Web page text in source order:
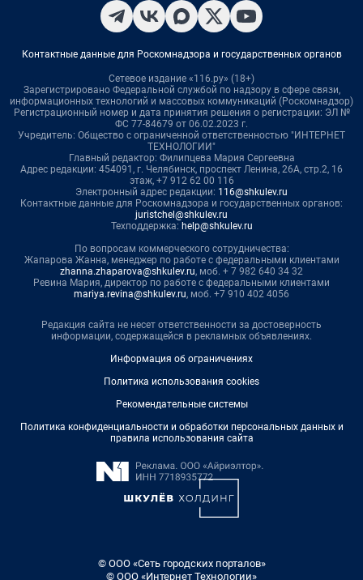
Контактные данные для Роскомнадзора и государственных органов
Сетевое издание «116.ру» (18+)
Зарегистрировано Федеральной службой по надзору в сфере связи,
информационных технологий и массовых коммуникаций (Роскомнадзор)
Регистрационный номер и дата принятия решения о регистрации: ЭЛ №
ФС 77-84679 от 06.02.2023 г.
Учредитель: Общество с ограниченной ответственностью "ИНТЕРНЕТ
ТЕХНОЛОГИИ"
Главный редактор: Филипцева Мария Сергеевна
Адрес редакции: 454091, г. Челябинск, проспект Ленина, 26А, стр.2, 16
этаж, +7 912 62 00 116
Электронный адрес редакции: 116@shkulev.ru
Контактные данные для Роскомнадзора и государственных органов:
juristchel@shkulev.ru
Техподдержка: help@shkulev.ru
По вопросам коммерческого сотрудничества:
Жапарова Жанна, менеджер по работе с федеральными клиентами
zhanna.zhaparova@shkulev.ru, моб. + 7 982 640 34 32
Ревина Мария, директор по работе с федеральными клиентами
mariya.revina@shkulev.ru, моб. +7 910 402 4056
Редакция сайта не несет ответственности за достоверность
информации, содержащейся в рекламных объявлениях.
Информация об ограничениях
Политика использования cookies
Рекомендательные системы
Политика конфиденциальности и обработки персональных данных и
правила использования сайта
© ООО «Сеть городских порталов»
© ООО «Интернет Технологии»